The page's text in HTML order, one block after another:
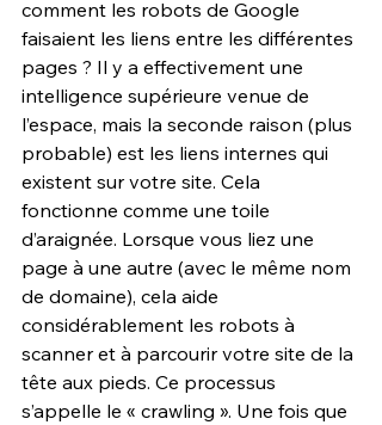
comment les robots de Google
faisaient les liens entre les différentes
pages ? Il y a effectivement une
intelligence supérieure venue de
l’espace, mais la seconde raison (plus
probable) est les liens internes qui
existent sur votre site. Cela
fonctionne comme une toile
d’araignée. Lorsque vous liez une
page à une autre (avec le même nom
de domaine), cela aide
considérablement les robots à
scanner et à parcourir votre site de la
tête aux pieds. Ce processus
s’appelle le « crawling ». Une fois que